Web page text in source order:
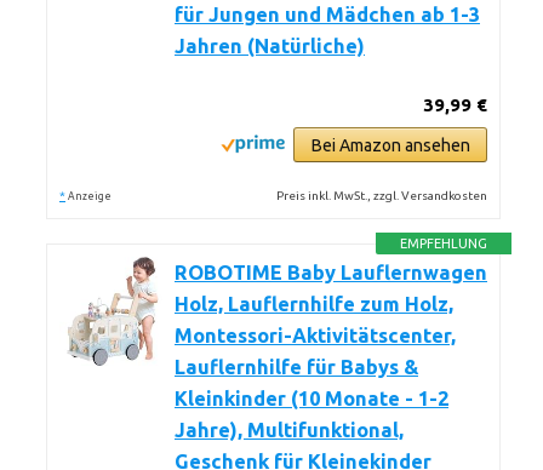
für Jungen und Mädchen ab 1-3
Jahren (Natürliche)
39,99 €
Bei Amazon ansehen
* Anzeige Preis inkl. MwSt., zzgl. Versandkosten
EMPFEHLUNG
ROBOTIME Baby Lauflernwagen
Holz, Lauflernhilfe zum Holz,
Montessori-Aktivitätscenter,
Lauflernhilfe für Babys &
Kleinkinder (10 Monate - 1-2
Jahre), Multifunktional,
Geschenk für Kleinekinder